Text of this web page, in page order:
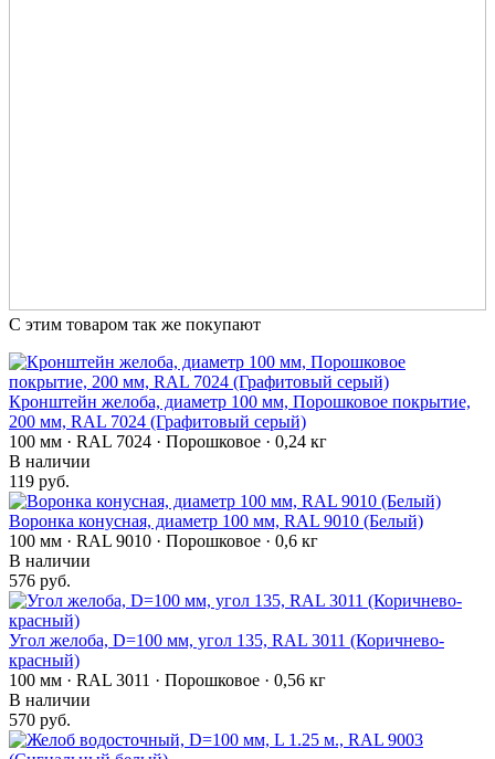
С этим товаром так же покупают
Кронштейн желоба, диаметр 100 мм, Порошковое покрытие,
200 мм, RAL 7024 (Графитовый серый)
100 мм · RAL 7024 · Порошковое · 0,24 кг
В наличии
119 руб.
Воронка конусная, диаметр 100 мм, RAL 9010 (Белый)
100 мм · RAL 9010 · Порошковое · 0,6 кг
В наличии
576 руб.
Угол желоба, D=100 мм, угол 135, RAL 3011 (Коричнево-
красный)
100 мм · RAL 3011 · Порошковое · 0,56 кг
В наличии
570 руб.